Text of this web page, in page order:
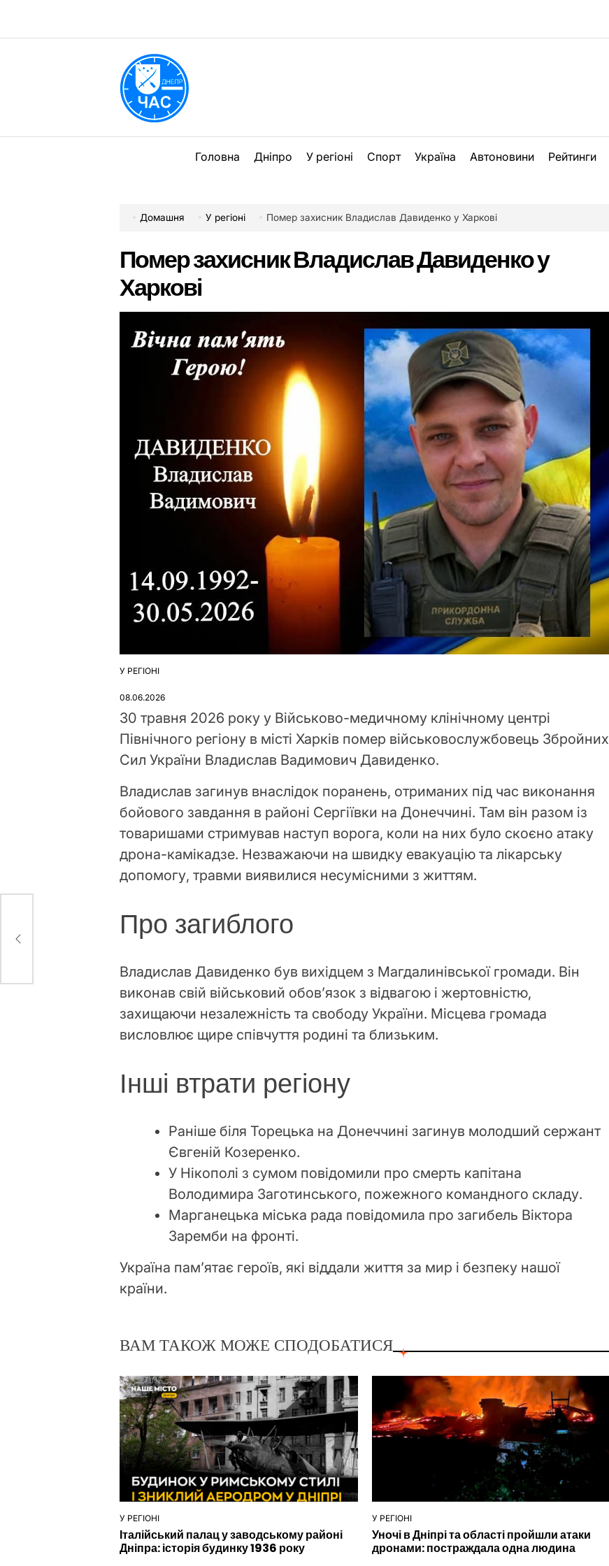
вмісту
Головна Дніпро У регіоні Спорт Україна Автоновини Рейтинги
Домашня У регіоні Помер захисник Владислав Давиденко у Харкові
Помер захисник Владислав Давиденко у
Харкові
ОПУБЛІКУВАТИ
У РЕГІОНІ
08.06.2026
30 травня 2026 року у Військово-медичному клінічному центрі
Північного регіону в місті Харків помер військовослужбовець Збройних
Сил України Владислав Вадимович Давиденко.
Владислав загинув внаслідок поранень, отриманих під час виконання
бойового завдання в районі Сергіївки на Донеччині. Там він разом із
товаришами стримував наступ ворога, коли на них було скоєно атаку
дрона-камікадзе. Незважаючи на швидку евакуацію та лікарську
допомогу, травми виявилися несумісними з життям.
Про загиблого
Владислав Давиденко був вихідцем з Магдалинівської громади. Він
виконав свій військовий обов’язок з відвагою і жертовністю,
захищаючи незалежність та свободу України. Місцева громада
висловлює щире співчуття родині та близьким.
Інші втрати регіону
Раніше біля Торецька на Донеччині загинув молодший сержант
Євгеній Козеренко.
У Нікополі з сумом повідомили про смерть капітана
Володимира Заготинського, пожежного командного складу.
Марганецька міська рада повідомила про загибель Віктора
Заремби на фронті.
Україна пам’ятає героїв, які віддали життя за мир і безпеку нашої
країни.
ВАМ ТАКОЖ МОЖЕ СПОДОБАТИСЯ
ОПУБЛІКУВАТИ
У
У РЕГІОНІ
Італійський палац у заводському районі
Дніпра: історія будинку 1936 року
ОПУБЛІКУВАТИ
У
У РЕГІОНІ
Уночі в Дніпрі та області пройшли атаки
дронами: постраждала одна людина